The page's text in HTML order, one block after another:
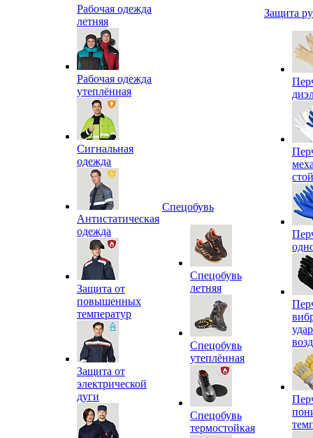
Рабочая одежда
летняя
Рабочая одежда
утеплённая
Сигнальная
одежда
Антистатическая
одежда
Защита от
повышенных
температур
Защита от
электрической
дуги
Спецобувь
Спецобувь
летняя
Спецобувь
утеплённая
Спецобувь
термостойкая
Защита